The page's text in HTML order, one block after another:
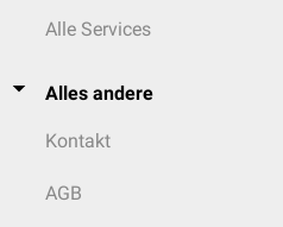
Alle Services
Alles andere
Kontakt
AGB